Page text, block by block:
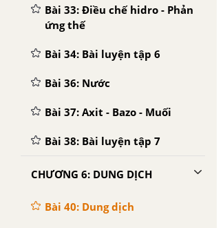
Bài 33: Điều chế hidro - Phản
ứng thế
Bài 34: Bài luyện tập 6
Bài 36: Nước
Bài 37: Axit - Bazo - Muối
Bài 38: Bài luyện tập 7
CHƯƠNG 6: DUNG DỊCH
Bài 40: Dung dịch